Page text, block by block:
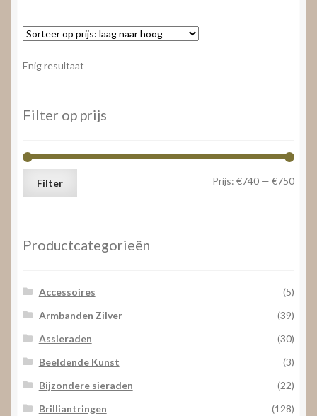
Enig resultaat
Filter op prijs
Min.
Max.
Filter Prijs: €740 — €750
Productcategorieën
Accessoires
(5)
Armbanden Zilver
(39)
Assieraden
(30)
Beeldende Kunst
(3)
Bijzondere sieraden
(22)
Brilliantringen
(128)